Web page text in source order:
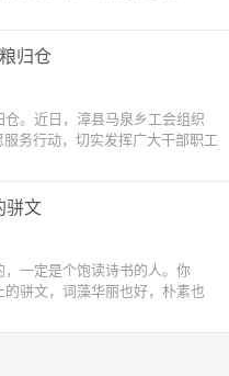
归仓
。近日，漳县马泉乡工会组织
务行动，切实发挥广大干部职工
骈文
一定是个饱读诗书的人。你
骈文，词藻华丽也好，朴素也